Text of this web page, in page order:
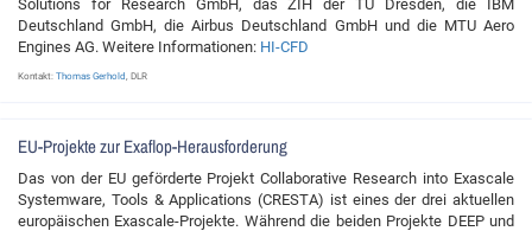
Solutions for Research GmbH, das ZIH der TU Dresden, die IBM
Deutschland GmbH, die Airbus Deutschland GmbH und die MTU Aero
Engines AG. Weitere Informationen: HI-CFD
Kontakt: Thomas Gerhold , DLR
EU-Projekte zur Exaflop-Herausforderung
Das von der EU geförderte Projekt Collaborative Research into Exascale
Systemware, Tools & Applications (CRESTA) ist eines der drei aktuellen
europäischen Exascale-Projekte. Während die beiden Projekte DEEP und